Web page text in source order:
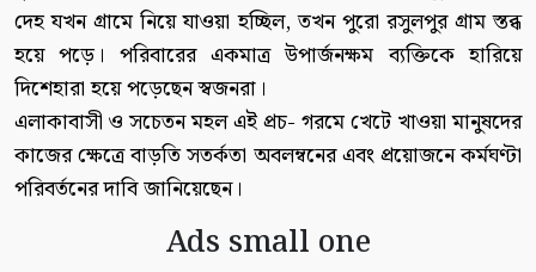
দেহ যখন গ্রামে নিয়ে যাওয়া হচ্ছিল, তখন পুরো রসুলপুর গ্রাম স্তব্ধ
হয়ে পড়ে। পরিবারের একমাত্র উপার্জনক্ষম ব্যক্তিকে হারিয়ে
দিশেহারা হয়ে পড়েছেন স্বজনরা।
এলাকাবাসী ও সচেতন মহল এই প্রচ- গরমে খেটে খাওয়া মানুষদের
কাজের ক্ষেত্রে বাড়তি সতর্কতা অবলম্বনের এবং প্রয়োজনে কর্মঘণ্টা
পরিবর্তনের দাবি জানিয়েছেন।
Ads small one